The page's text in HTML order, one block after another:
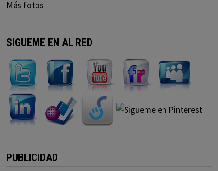
Más fotos
SIGUEME EN AL RED
PUBLICIDAD